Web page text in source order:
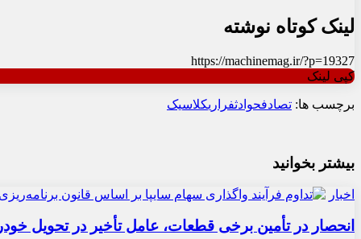
لینک کوتاه نوشته
https://machinemag.ir/?p=19327
کپی لینک
برچسب ها: تصادفحوادثفراریکلاسیک
بیشتر بخوانید
اخبار
انحصار در تأمین برخی قطعات، عامل تأخیر در تحویل